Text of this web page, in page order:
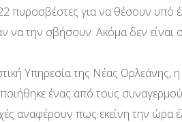
πυροσβέστες για να θέσουν υπό
να την σβήσουν. Ακόμα δεν είναι
Υπηρεσία της Νέας Ορλεάνης,
ένας από τους
αναφέρουν πως εκείνη την